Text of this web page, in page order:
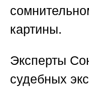
картины.
Эксперты
судебных